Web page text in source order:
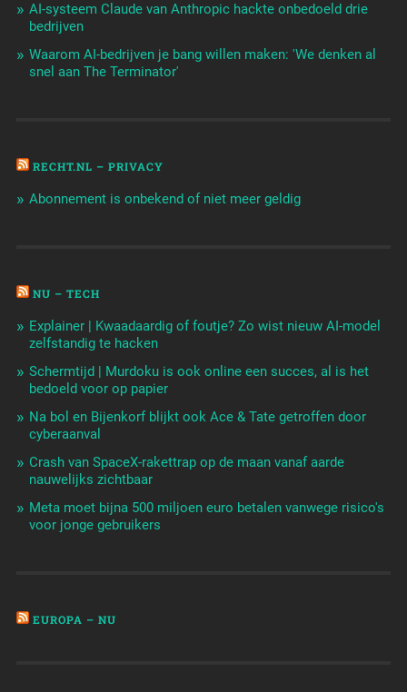
AI-systeem Claude van Anthropic hackte onbedoeld drie
bedrijven
Waarom AI-bedrijven je bang willen maken: 'We denken al
snel aan The Terminator'
RECHT.NL – PRIVACY
Abonnement is onbekend of niet meer geldig
NU – TECH
Explainer | Kwaadaardig of foutje? Zo wist nieuw AI-model
zelfstandig te hacken
Schermtijd | Murdoku is ook online een succes, al is het
bedoeld voor op papier
Na bol en Bijenkorf blijkt ook Ace & Tate getroffen door
cyberaanval
Crash van SpaceX-rakettrap op de maan vanaf aarde
nauwelijks zichtbaar
Meta moet bijna 500 miljoen euro betalen vanwege risico's
voor jonge gebruikers
EUROPA – NU